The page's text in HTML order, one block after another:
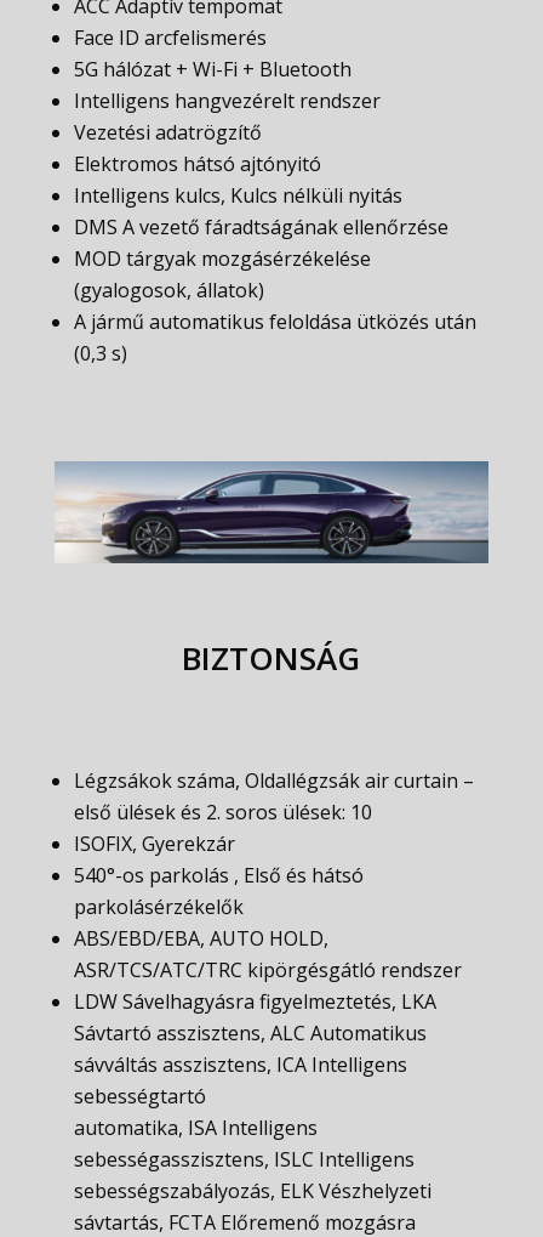
ACC Adaptív tempomat
Face ID arcfelismerés
5G hálózat + Wi-Fi + Bluetooth
Intelligens hangvezérelt rendszer
Vezetési adatrögzítő
Elektromos hátsó ajtónyitó
Intelligens kulcs, Kulcs nélküli nyitás
DMS A vezető fáradtságának ellenőrzése
MOD tárgyak mozgásérzékelése
(gyalogosok, állatok)
A jármű automatikus feloldása ütközés után
(0,3 s)
BIZTONSÁG
Légzsákok száma, Oldallégzsák air curtain –
első ülések és 2. soros ülések: 10
ISOFIX, Gyerekzár
540°-os parkolás , Első és hátsó
parkolásérzékelők
ABS/EBD/EBA, AUTO HOLD,
ASR/TCS/ATC/TRC kipörgésgátló rendszer
LDW Sávelhagyásra figyelmeztetés, LKA
Sávtartó asszisztens, ALC Automatikus
sávváltás asszisztens, ICA Intelligens
sebességtartó
automatika, ISA Intelligens
sebességasszisztens, ISLC Intelligens
sebességszabályozás, ELK Vészhelyzeti
sávtartás, FCTA Előremenő mozgásra